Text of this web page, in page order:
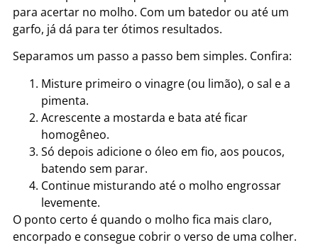
para acertar no molho. Com um batedor ou até um
garfo, já dá para ter ótimos resultados.
Separamos um passo a passo bem simples. Confira:
Misture primeiro o vinagre (ou limão), o sal e a
pimenta.
Acrescente a mostarda e bata até ficar
homogêneo.
Só depois adicione o óleo em fio, aos poucos,
batendo sem parar.
Continue misturando até o molho engrossar
levemente.
O ponto certo é quando o molho fica mais claro,
encorpado e consegue cobrir o verso de uma colher.